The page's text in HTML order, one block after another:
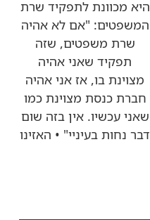
היא מכוונת לתפקיד שרת
המשפטים: "אם לא אהיה
שרת משפטים, שזה
תפקיד שאני אהיה
מצוינת בו, אז אני אהיה
חברת כנסת מצוינת כמו
שאני עכשיו. אין בזה שום
דבר נחות בעיניי" • האזינו